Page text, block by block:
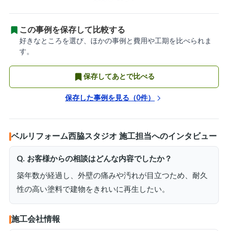
この事例を保存して比較する
好きなところを選び、ほかの事例と費用や工期を比べられま
す。
保存してあとで比べる
保存した事例を見る（0件）
ベルリフォーム西脇スタジオ 施工担当へのインタビュー
Q. お客様からの相談はどんな内容でしたか？
築年数が経過し、外壁の痛みや汚れが目立つため、耐久
性の高い塗料で建物をきれいに再生したい。
施工会社情報